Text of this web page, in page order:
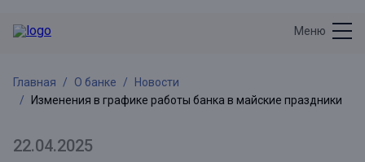
Меню
Главная О банке
Новости
Изменения в графике работы банка в майские праздники
22.04.2025